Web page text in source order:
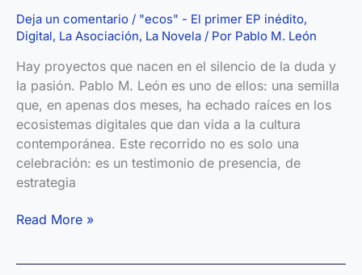
Deja un comentario / "ecos" - El primer EP inédito,
Digital, La Asociación, La Novela / Por Pablo M. León
Hay proyectos que nacen en el silencio de la duda y
la pasión. Pablo M. León es uno de ellos: una semilla
que, en apenas dos meses, ha echado raíces en los
ecosistemas digitales que dan vida a la cultura
contemporánea. Este recorrido no es solo una
celebración: es un testimonio de presencia, de
estrategia
De
Read More »